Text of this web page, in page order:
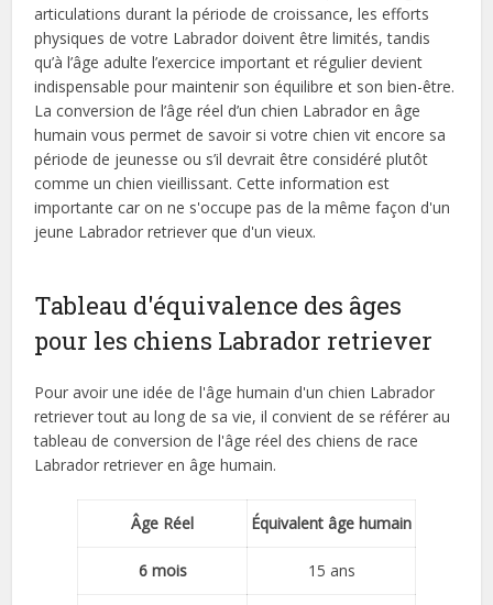
articulations durant la période de croissance, les efforts
physiques de votre Labrador doivent être limités, tandis
qu’à l’âge adulte l’exercice important et régulier devient
indispensable pour maintenir son équilibre et son bien-être.
La conversion de l’âge réel d’un chien Labrador en âge
humain vous permet de savoir si votre chien vit encore sa
période de jeunesse ou s’il devrait être considéré plutôt
comme un chien vieillissant. Cette information est
importante car on ne s'occupe pas de la même façon d'un
jeune Labrador retriever que d'un vieux.
Tableau d'équivalence des âges
pour les chiens Labrador retriever
Pour avoir une idée de l'âge humain d'un chien Labrador
retriever tout au long de sa vie, il convient de se référer au
tableau de conversion de l'âge réel des chiens de race
Labrador retriever en âge humain.
Âge Réel Équivalent âge humain
6 mois 15 ans